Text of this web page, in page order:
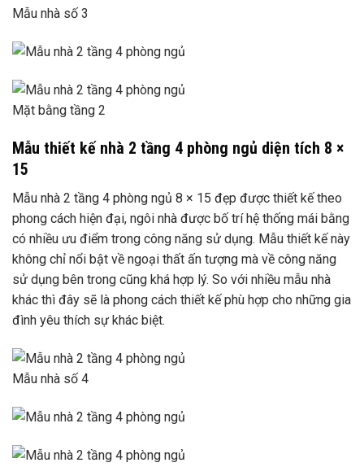
Mẫu nhà số 3
Mặt bằng tầng 2
Mẫu thiết kế nhà 2 tầng 4 phòng ngủ diện tích 8 ×
15
Mẫu nhà 2 tầng 4 phòng ngủ 8 × 15 đẹp được thiết kế theo
phong cách hiện đại, ngôi nhà được bố trí hệ thống mái bằng
có nhiều ưu điểm trong công năng sử dụng. Mẫu thiết kế này
không chỉ nổi bật về ngoại thất ấn tượng mà về công năng
sử dụng bên trong cũng khá hợp lý. So với nhiều mẫu nhà
khác thì đây sẽ là phong cách thiết kế phù hợp cho những gia
đình yêu thích sự khác biệt.
Mẫu nhà số 4